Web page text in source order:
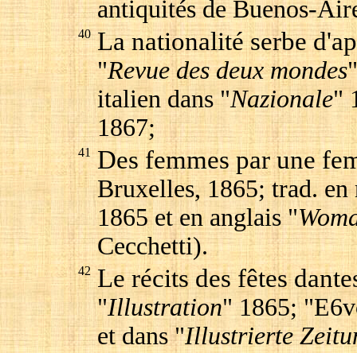
antiquités de Buenos-
40 La nationalité serbe
"Revue des deux mondes
italien dans "Nazionale"
1867;
41 Des femmes par une
Bruxelles, 1865; trad. en
1865 et en anglais "
Cecchetti).
42 Le récits des fêtes
"Illustration" 1865;
et dans "Illustrierte